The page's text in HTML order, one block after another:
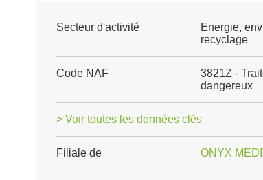
Secteur d'activité
Energie,
recyclage
Code NAF
3821Z -
dangereux
> Voir toutes les données clés
Filiale de ONYX